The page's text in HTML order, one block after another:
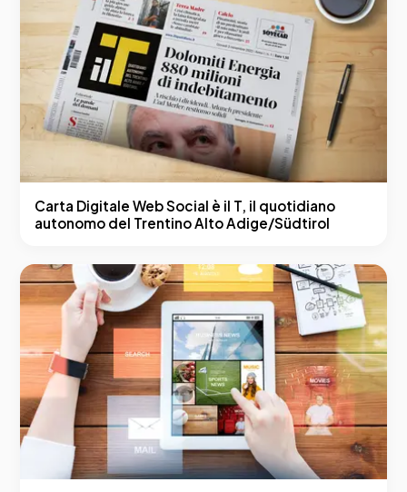
Carta Digitale Web Social è il T, il quotidiano
autonomo del Trentino Alto Adige/Südtirol